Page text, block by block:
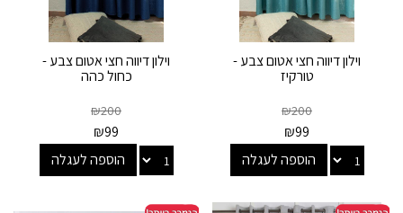
וילון דיווה חצי אטום צבע -
טורקיז
₪200
₪99
הוספה לעגלה
וילון דיווה חצי אטום צבע -
כחול כהה
₪200
₪99
הוספה לעגלה